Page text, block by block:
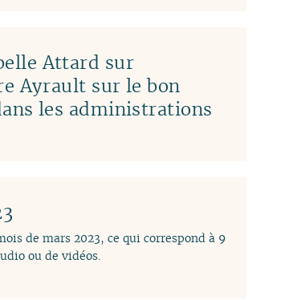
Attard sur
Ayrault sur le bon
les administrations
de mars 2023, ce qui correspond à 9
ou de vidéos.